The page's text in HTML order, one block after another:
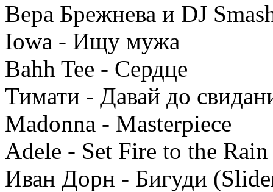
Вера Брежнева и DJ
Iowa - Ищу мужа
Bahh Tee - Сердце
Тимати - Давай до
Madonna - Masterpiece
Adele - Set Fire to the Rain
Иван Дорн - Бигуди